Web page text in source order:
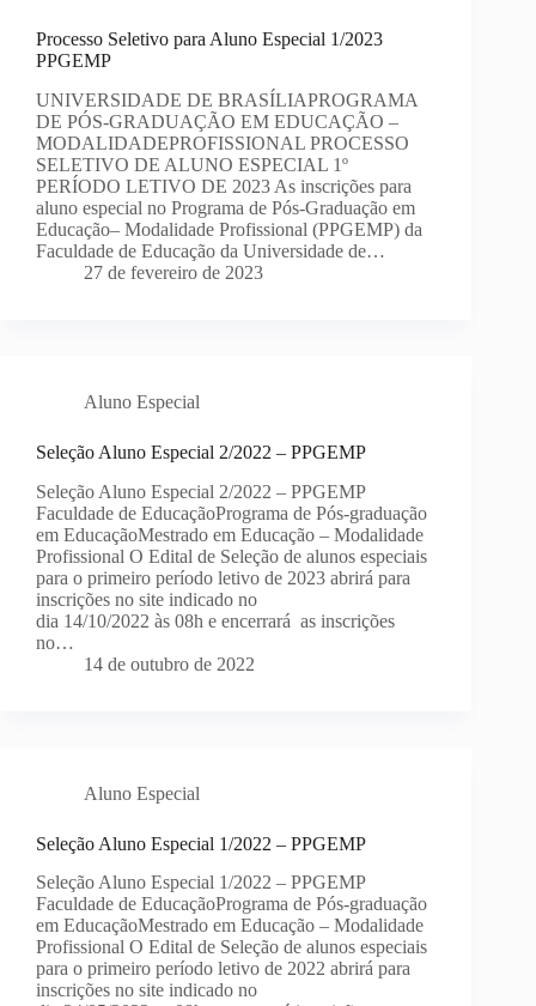
Processo Seletivo para Aluno Especial 1/2023
PPGEMP
UNIVERSIDADE DE BRASÍLIAPROGRAMA
DE PÓS-GRADUAÇÃO EM EDUCAÇÃO –
MODALIDADEPROFISSIONAL PROCESSO
SELETIVO DE ALUNO ESPECIAL 1º
PERÍODO LETIVO DE 2023 As inscrições para
aluno especial no Programa de Pós-Graduação em
Educação– Modalidade Profissional (PPGEMP) da
Faculdade de Educação da Universidade de…
27 de fevereiro de 2023
Aluno Especial
Seleção Aluno Especial 2/2022 – PPGEMP
Seleção Aluno Especial 2/2022 – PPGEMP
Faculdade de EducaçãoPrograma de Pós-graduação
em EducaçãoMestrado em Educação – Modalidade
Profissional O Edital de Seleção de alunos especiais
para o primeiro período letivo de 2023 abrirá para
inscrições no site indicado no
dia 14/10/2022 às 08h e encerrará as inscrições
no…
14 de outubro de 2022
Aluno Especial
Seleção Aluno Especial 1/2022 – PPGEMP
Seleção Aluno Especial 1/2022 – PPGEMP
Faculdade de EducaçãoPrograma de Pós-graduação
em EducaçãoMestrado em Educação – Modalidade
Profissional O Edital de Seleção de alunos especiais
para o primeiro período letivo de 2022 abrirá para
inscrições no site indicado no